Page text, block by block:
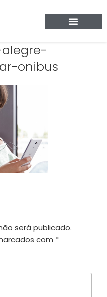
onibus
será publicado.
com *